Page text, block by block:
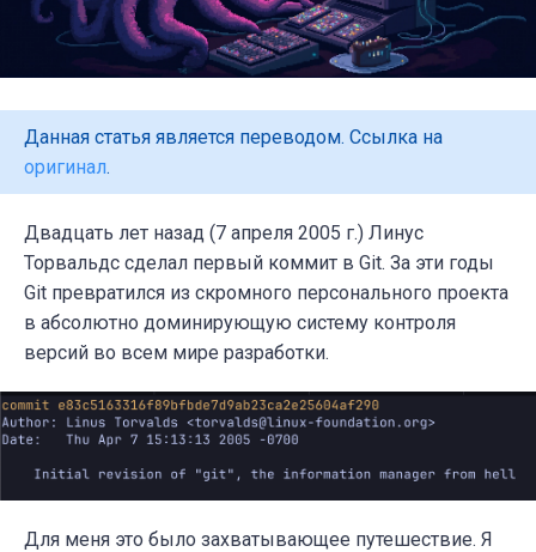
Данная статья является переводом. Ссылка на
оригинал.
Двадцать лет назад (7 апреля 2005 г.) Линус
Торвальдс сделал первый коммит в Git. За эти годы
Git превратился из скромного персонального проекта
в абсолютно доминирующую систему контроля
версий во всем мире разработки.
Для меня это было захватывающее путешествие. Я